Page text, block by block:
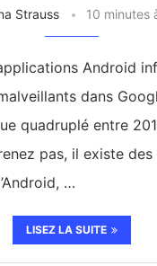
Strauss 10 minutes
Android
dans
quadruplé entre
pas, il existe
…
LISEZ LA SUITE